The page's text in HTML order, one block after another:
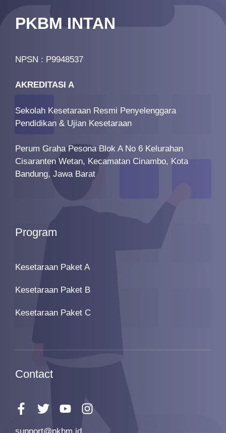
PKBM INTAN
NPSN : P9948537
AKREDITASI A
Sekolah Kesetaraan Resmi Penyelenggara
Pendidikan & Ujian Kesetaraan
Perum Graha Pesona Blok A No 6 Kelurahan
Cisaranten Wetan, Kecamatan Cinambo, Kota
Bandung, Jawa Barat
Program
Kesetaraan Paket A
Kesetaraan Paket B
Kesetaraan Paket C
Contact